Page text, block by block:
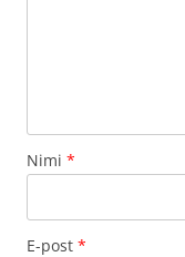
Nimi *
E-post *